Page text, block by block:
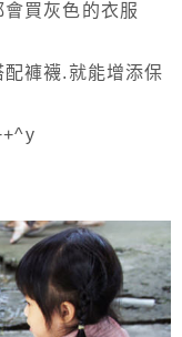
買灰色的衣服
褲襪.就能增添保